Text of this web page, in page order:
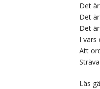
Det
Det
Det
I vars
Att
Läs